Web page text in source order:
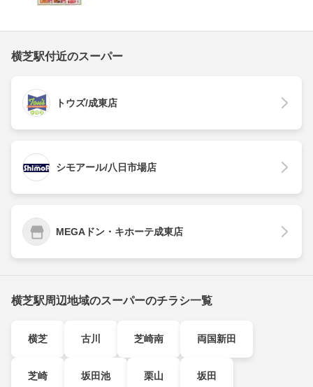
横芝駅付近のスーパー
トウズ/成東店
シモアール/八日市場店
MEGAドン・キホーテ成東店
横芝駅周辺地域のスーパーのチラシ一覧
横芝 古川 芝崎南 両国新田
芝崎 坂田池 栗山 坂田